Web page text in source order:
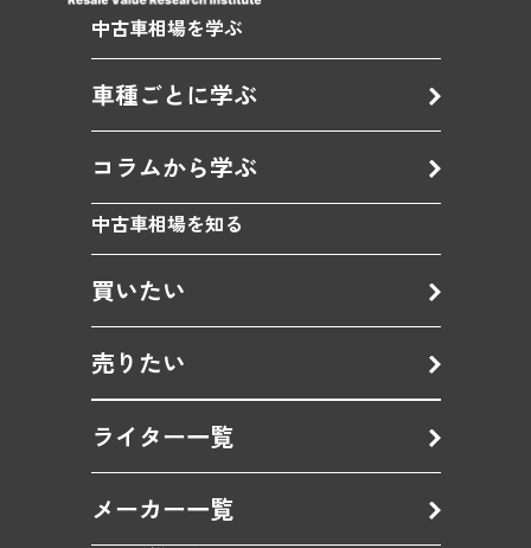
中古車相場を学ぶ
車種ごとに学ぶ
コラムから学ぶ
中古車相場を知る
買いたい
売りたい
ライター一覧
メーカー一覧